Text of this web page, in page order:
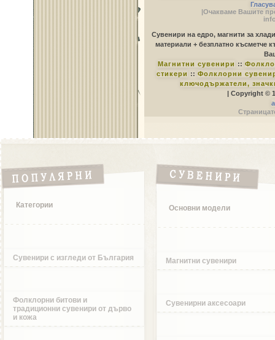
|Очакваме Вашите
Сувенири на едро, магнити за
материали + безплатно късметче
Магнитни сувенири ::
стикери :: Фолклорни
ключодържатели,
| Copyright ©
Категории
Сувенири с изгледи от България
Фолклорни битови и
традиционни сувенири от дърво
и кожа
Основни модели
Магнитни сувенири
Сувенирни аксесоари